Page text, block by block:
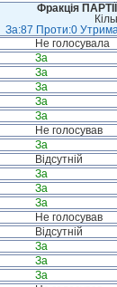
Фракція
За:87 Проти:0
Не голосувала
За
За
За
За
За
Не голосував
За
Відсутній
За
За
За
Не голосував
Відсутній
За
За
За